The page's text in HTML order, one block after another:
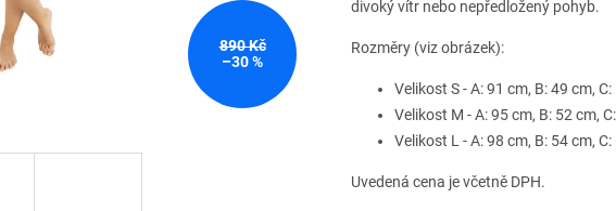
890 Kč
–30 %
divoký vítr nebo nepředložený pohyb.
Rozměry (viz obrázek):
Velikost S - A: 91 cm, B: 49 cm,
Velikost M - A: 95 cm, B: 52 cm,
Velikost L - A: 98 cm, B: 54 cm,
Uvedená cena je včetně DPH.